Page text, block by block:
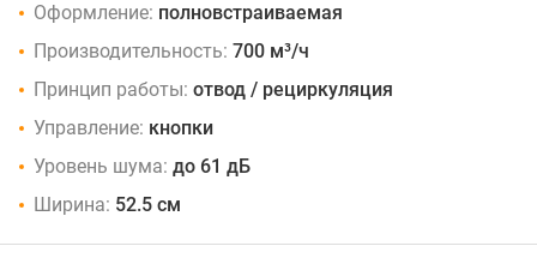
Оформление: полновстраиваемая
Производительность: 700 м³/ч
Принцип работы: отвод / рециркуляция
Управление: кнопки
Уровень шума: до 61 дБ
Ширина: 52.5 см